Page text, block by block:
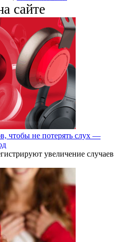
сайте
чтобы не потерять слух —
увеличение случаев